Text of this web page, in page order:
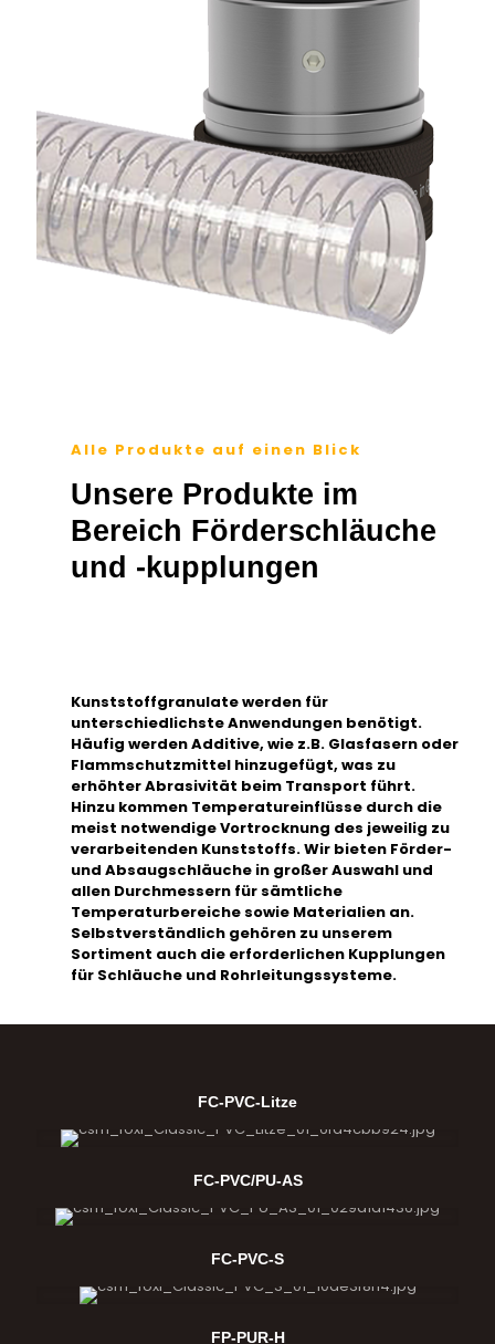
Alle Produkte auf einen Blick
Unsere Produkte im
Bereich Förderschläuche
und -kupplungen
Kunststoffgranulate werden für
unterschiedlichste Anwendungen benötigt.
Häufig werden Additive, wie z.B. Glasfasern oder
Flammschutzmittel hinzugefügt, was zu
erhöhter Abrasivität beim Transport führt.
Hinzu kommen Temperatureinflüsse durch die
meist notwendige Vortrocknung des jeweilig zu
verarbeitenden Kunststoffs. Wir bieten Förder-
und Absaugschläuche in großer Auswahl und
allen Durchmessern für sämtliche
Temperaturbereiche sowie Materialien an.
Selbstverständlich gehören zu unserem
Sortiment auch die erforderlichen Kupplungen
für Schläuche und Rohrleitungssysteme.
FC-PVC-Litze
FC-PVC/PU-AS
FC-PVC-S
FP-PUR-H